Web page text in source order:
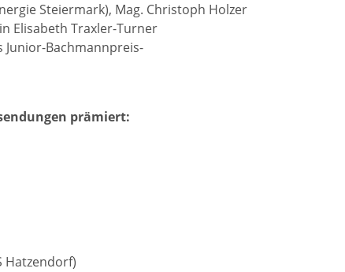
Steiermark), Mag. Christoph Holzer
Elisabeth Traxler-Turner
Junior-Bachmannpreis-
prämiert:
Hatzendorf)